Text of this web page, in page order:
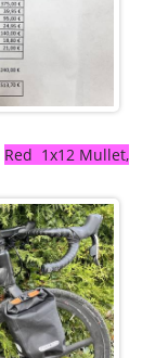
Red 1x12 Mullet,